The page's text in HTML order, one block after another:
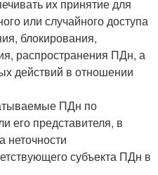
их принятие для
или случайного доступа
блокирования,
распространения ПДн, а
действий в отношении
ПДн по
его представителя, в
неточности
субъекта ПДн в